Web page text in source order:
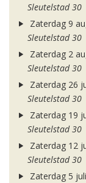
Sleutelstad 30
Zaterdag 9
Sleutelstad 30
Zaterdag 2
Sleutelstad 30
Zaterdag 26
Sleutelstad 30
Zaterdag 19
Sleutelstad 30
Zaterdag 12
Sleutelstad 30
Zaterdag 5